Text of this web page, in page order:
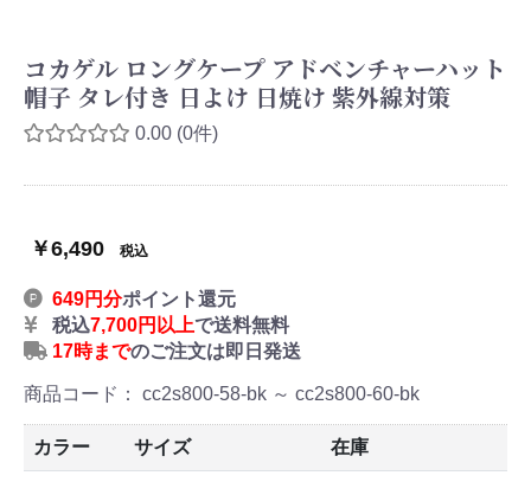
コカゲル ロングケープ アドベンチャーハット
帽子 タレ付き 日よけ 日焼け 紫外線対策
0.00 (0件)
￥6,490 税込
649円分ポイント還元
税込7,700円以上で送料無料
17時までのご注文は即日発送
商品コード： cc2s800-58-bk ～ cc2s800-60-bk
カラー サイズ 在庫